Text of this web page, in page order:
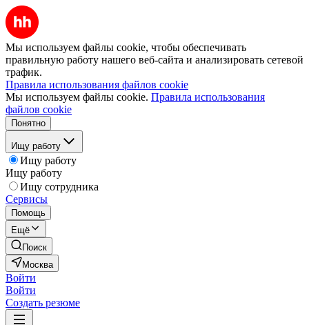
Мы используем файлы cookie, чтобы обеспечивать
правильную работу нашего веб-сайта и анализировать сетевой
трафик.
Правила использования файлов cookie
Мы используем файлы cookie. Правила использования
файлов cookie
Понятно
Ищу работу
Ищу работу
Ищу работу
Ищу сотрудника
Сервисы
Помощь
Ещё
Поиск
Москва
Войти
Войти
Создать резюме